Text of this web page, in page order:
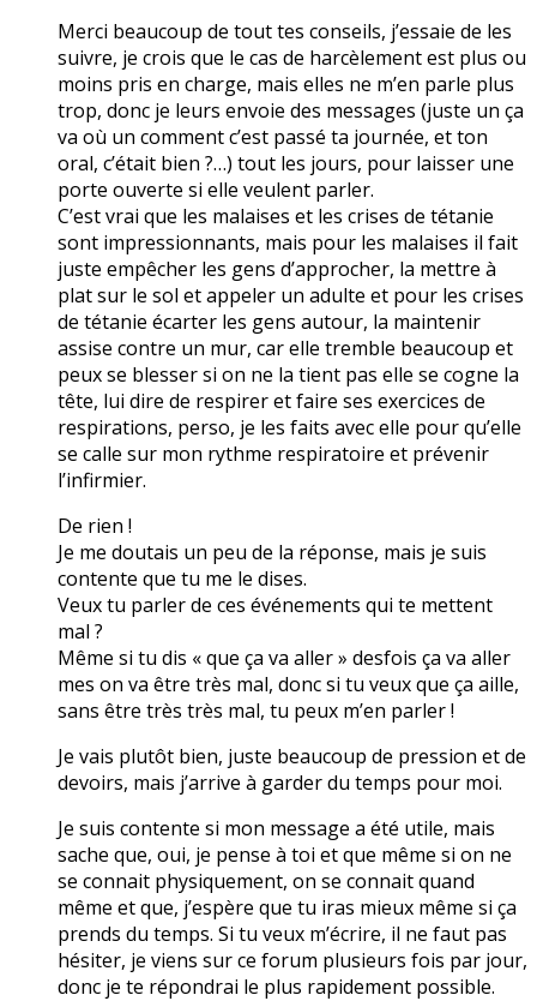
Merci beaucoup de tout tes conseils, j’essaie de les
suivre, je crois que le cas de harcèlement est plus ou
moins pris en charge, mais elles ne m’en parle plus
trop, donc je leurs envoie des messages (juste un ça
va où un comment c’est passé ta journée, et ton
oral, c’était bien ?…) tout les jours, pour laisser une
porte ouverte si elle veulent parler.
C’est vrai que les malaises et les crises de tétanie
sont impressionnants, mais pour les malaises il fait
juste empêcher les gens d’approcher, la mettre à
plat sur le sol et appeler un adulte et pour les crises
de tétanie écarter les gens autour, la maintenir
assise contre un mur, car elle tremble beaucoup et
peux se blesser si on ne la tient pas elle se cogne la
tête, lui dire de respirer et faire ses exercices de
respirations, perso, je les faits avec elle pour qu’elle
se calle sur mon rythme respiratoire et prévenir
l’infirmier.
De rien !
Je me doutais un peu de la réponse, mais je suis
contente que tu me le dises.
Veux tu parler de ces événements qui te mettent
mal ?
Même si tu dis « que ça va aller » desfois ça va aller
mes on va être très mal, donc si tu veux que ça aille,
sans être très très mal, tu peux m’en parler !
Je vais plutôt bien, juste beaucoup de pression et de
devoirs, mais j’arrive à garder du temps pour moi.
Je suis contente si mon message a été utile, mais
sache que, oui, je pense à toi et que même si on ne
se connait physiquement, on se connait quand
même et que, j’espère que tu iras mieux même si ça
prends du temps. Si tu veux m’écrire, il ne faut pas
hésiter, je viens sur ce forum plusieurs fois par jour,
donc je te répondrai le plus rapidement possible.